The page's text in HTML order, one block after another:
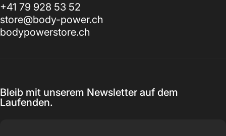
+41 79 928 53 52
store@body-power.ch
bodypowerstore.ch
Bleib mit unserem Newsletter auf dem
Laufenden.